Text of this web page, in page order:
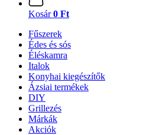
Kosár 0 Ft
Fűszerek
Édes és sós
Éléskamra
Italok
Konyhai kiegészítők
Ázsiai termékek
DIY
Grillezés
Márkák
Akciók